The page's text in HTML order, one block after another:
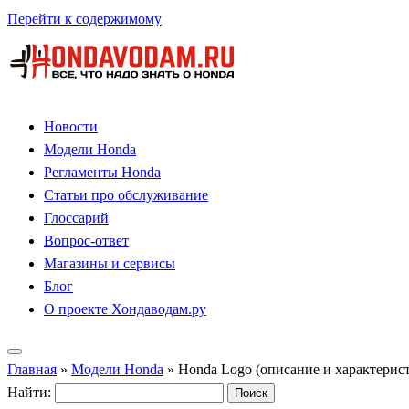
Перейти к содержимому
Новости
Модели Honda
Регламенты Honda
Статьи про обслуживание
Глоссарий
Вопрос-ответ
Магазины и сервисы
Блог
О проекте Хондаводам.ру
Главная » Модели Honda » Honda Logo (описание и
Найти: